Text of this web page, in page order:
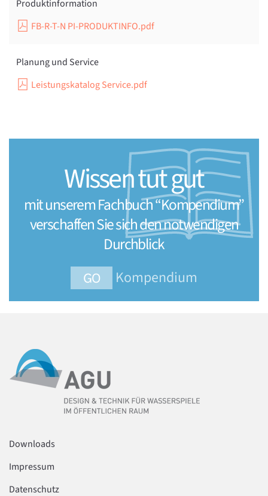
Produktinformation
FB-R-T-N PI-PRODUKTINFO.pdf
Planung und Service
Leistungskatalog Service.pdf
Wissen tut gut
mit unserem Fachbuch “Kompendium”
verschaffen Sie sich den notwendigen
Durchblick
GO Kompendium
Downloads
Impressum
Datenschutz